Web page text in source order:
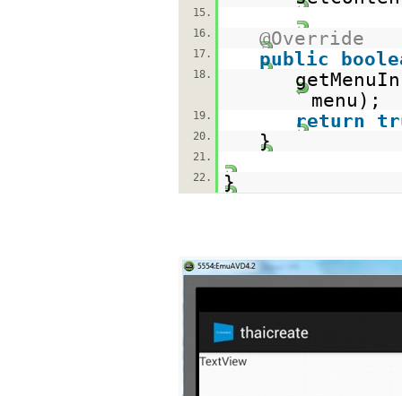
15.
16.
@Override
17. public
18.
menu);
19. return
20. }
21.
22.
}